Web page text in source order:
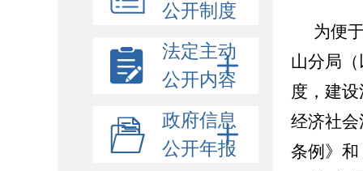
公开制度
法定主动
公开内容
政府信息
公开年报
为便
山分局
度，建
经济社
条例》